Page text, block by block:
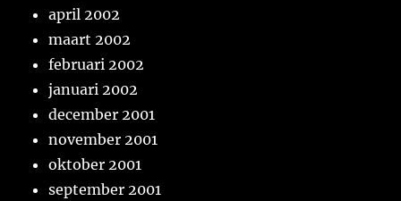
april 2002
maart 2002
februari 2002
januari 2002
december 2001
november 2001
oktober 2001
september 2001